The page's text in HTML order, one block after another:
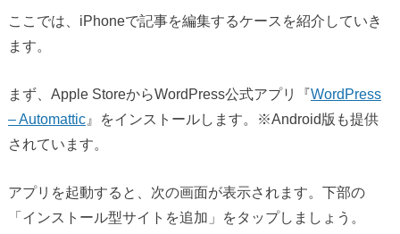
ここでは、iPhoneで記事を編集するケースを紹介していき
ます。
まず、Apple StoreからWordPress公式アプリ『WordPress
– Automattic』をインストールします。※Android版も提供
されています。
アプリを起動すると、次の画面が表示されます。下部の
「インストール型サイトを追加」をタップしましょう。